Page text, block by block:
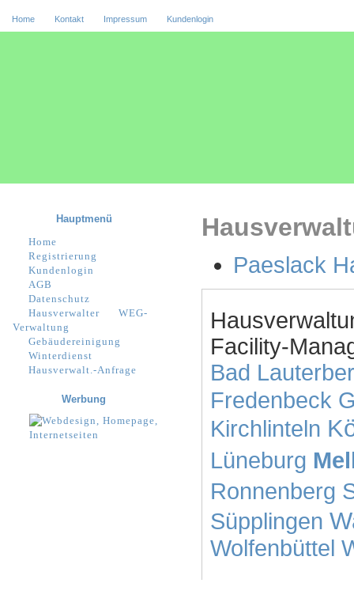
Home Kontakt Impressum Kundenlogin
Paeslack
Facility-
Bad
Fredenbeck
Kirchlinteln
Lüneburg
Ronnenberg
Süpplingen
Wolfenbüttel
Hauptmenü
Home
Registrierung
Kundenlogin
AGB
Datenschutz
Hausverwalter
WEG-
Verwaltung
Gebäudereinigung
Winterdienst
Hausverwalt.-Anfrage
Werbung